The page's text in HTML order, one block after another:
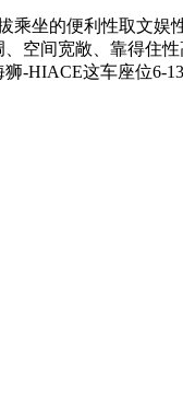
乘坐的便利性取文娱
空间宽敞、靠得住
-HIACE这车座位6-13